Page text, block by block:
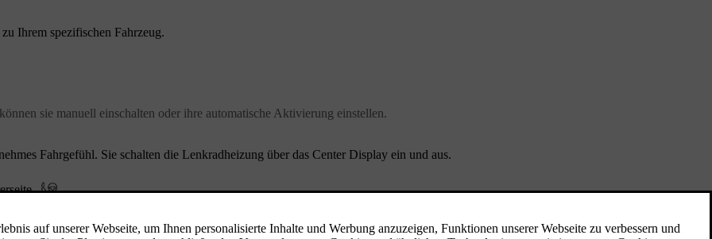
Ihrem spezifischen Fahrzeug.
sie manuell einschalten oder ihre automatische Aktivierung einstellen.
Fahrgefühl. Sie schalten die Lenkradheizung über das Center Display ein und aus.
.